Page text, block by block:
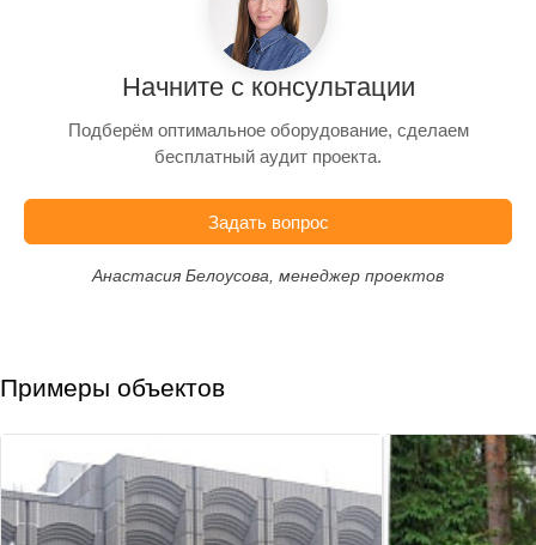
Начните с консультации
Подберём оптимальное оборудование, сделаем
бесплатный аудит проекта.
Задать вопрос
Анастасия Белоусова, менеджер проектов
Примеры объектов